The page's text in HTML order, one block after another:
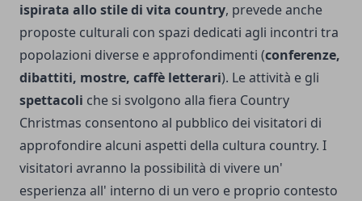
ispirata allo stile di vita country, prevede anche
proposte culturali con spazi dedicati agli incontri tra
popolazioni diverse e approfondimenti (conferenze,
dibattiti, mostre, caffè letterari). Le attività e gli
spettacoli che si svolgono alla fiera Country
Christmas consentono al pubblico dei visitatori di
approfondire alcuni aspetti della cultura country. I
visitatori avranno la possibilità di vivere un'
esperienza all' interno di un vero e proprio contesto